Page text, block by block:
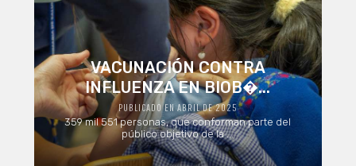
VACUNACIÓN CONTRA
INFLUENZA EN BIOB�...
PUBLICADO EN ABRIL DE 2025
359 mil 551 personas, que conforman parte del
público objetivo de la ...